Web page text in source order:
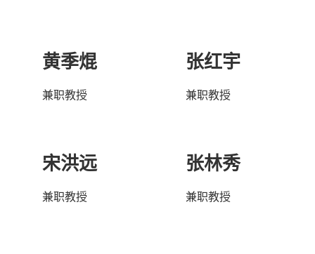
黄季焜
兼职教授
张红宇
兼职教授
宋洪远
兼职教授
张林秀
兼职教授